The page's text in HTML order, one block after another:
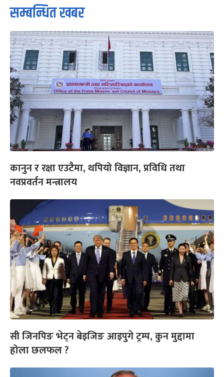
सम्बन्धित खबर
कानुन र रक्षा एउटैमा, थपियो विज्ञान, प्रविधि तथा
नवप्रवर्तन मन्त्रालय
सी जिनपिङ भेट्न बेइजिङ आइपुगे ट्रम्प, कुन मुद्दामा
होला छलफल ?